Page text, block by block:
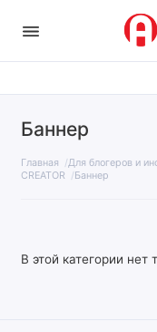
Баннер
Главная Для блогеров и
CREATOR
Баннер
В этой категории нет